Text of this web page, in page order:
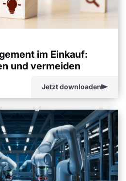
im Einkauf:
und vermeiden
Jetzt downloaden